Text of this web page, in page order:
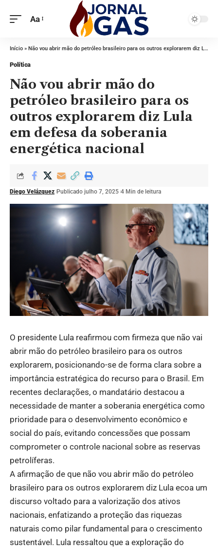
Aa
Início » Não vou abrir mão do petróleo brasileiro para os outros explorarem diz Lula em defesa da soberania energética nacional
Política
Não vou abrir mão do
petróleo brasileiro para os
outros explorarem diz Lula
em defesa da soberania
energética nacional
Diego Velázquez Publicado julho 7, 2025 4 Min de leitura
O presidente Lula reafirmou com firmeza que não vai
abrir mão do petróleo brasileiro para os outros
explorarem, posicionando-se de forma clara sobre a
importância estratégica do recurso para o Brasil. Em
recentes declarações, o mandatário destacou a
necessidade de manter a soberania energética como
prioridade para o desenvolvimento econômico e
social do país, evitando concessões que possam
comprometer o controle nacional sobre as reservas
petrolíferas.
A afirmação de que não vou abrir mão do petróleo
brasileiro para os outros explorarem diz Lula ecoa um
discurso voltado para a valorização dos ativos
nacionais, enfatizando a proteção das riquezas
naturais como pilar fundamental para o crescimento
sustentável. Lula ressaltou que a exploração do